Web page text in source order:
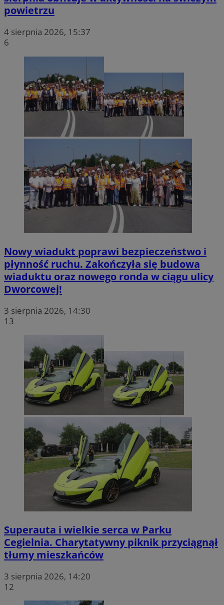
powietrzu
4 sierpnia 2026, 15:37
6
Nowy wiadukt poprawi bezpieczeństwo i
płynność ruchu. Zakończyła się budowa
wiaduktu oraz nowego ronda w ciągu ulicy
Dworcowej!
3 sierpnia 2026, 14:30
13
Superauta i wielkie serca w Parku
Cegielnia. Charytatywny piknik przyciągnął
tłumy mieszkańców
3 sierpnia 2026, 14:20
12